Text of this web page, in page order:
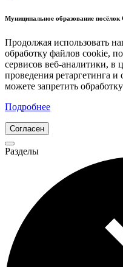
Муниципальное образование посёлок
Продолжая использовать
обработку файлов cookie,
сервисов веб-аналитики, в
проведения ретаргетинга
можете запретить
Подробнее
Согласен
Разделы